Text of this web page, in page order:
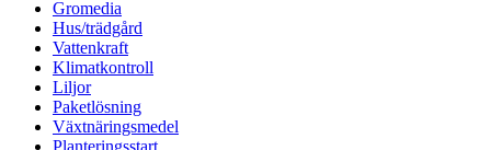
Gromedia
Hus/trädgård
Vattenkraft
Klimatkontroll
Liljor
Paketlösning
Växtnäringsmedel
Planteringsstart